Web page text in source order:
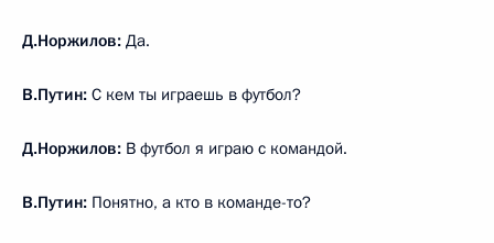
Д.Норжилов: Да.
В.Путин: С кем ты играешь в футбол?
Д.Норжилов: В футбол я играю с командой.
В.Путин: Понятно, а кто в команде-то?